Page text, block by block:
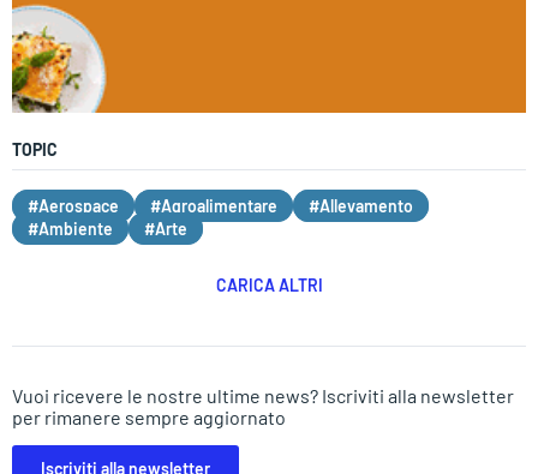
TOPIC
#Aerospace #Agroalimentare
#Allevamento
#Ambiente
#Arte
CARICA ALTRI
Vuoi ricevere le nostre ultime news? Iscriviti alla newsletter
per rimanere sempre aggiornato
Iscriviti alla newsletter